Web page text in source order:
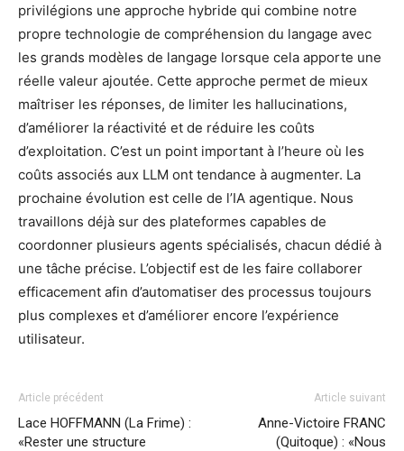
privilégions une approche hybride qui combine notre
propre technologie de compréhension du langage avec
les grands modèles de langage lorsque cela apporte une
réelle valeur ajoutée. Cette approche permet de mieux
maîtriser les réponses, de limiter les hallucinations,
d’améliorer la réactivité et de réduire les coûts
d’exploitation. C’est un point important à l’heure où les
coûts associés aux LLM ont tendance à augmenter. La
prochaine évolution est celle de l’IA agentique. Nous
travaillons déjà sur des plateformes capables de
coordonner plusieurs agents spécialisés, chacun dédié à
une tâche précise. L’objectif est de les faire collaborer
efficacement afin d’automatiser des processus toujours
plus complexes et d’améliorer encore l’expérience
utilisateur.
Article précédent
Lace HOFFMANN (La Frime) :
«Rester une structure
Article suivant
Anne-Victoire FRANC
(Quitoque) : «Nous